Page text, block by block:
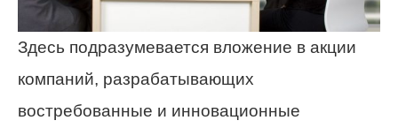
Здесь подразумевается вложение в акции
компаний, разрабатывающих
востребованные и инновационные